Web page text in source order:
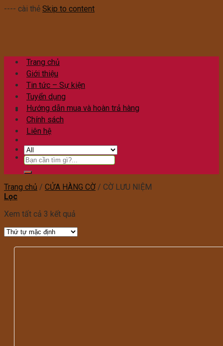
---- cài thẻ Skip to content
Trang chủ
Giới thiệu
Tin tức – Sự kiện
Tuyển dụng
Hướng dẫn mua và hoàn trả hàng
Chính sách
Liên hệ
Trang chủ / CỬA HÀNG CỜ / CỜ LƯU NIỆM
Lọc
Xem tất cả 3 kết quả